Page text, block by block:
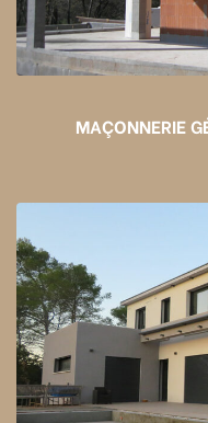
MAÇONNERIE